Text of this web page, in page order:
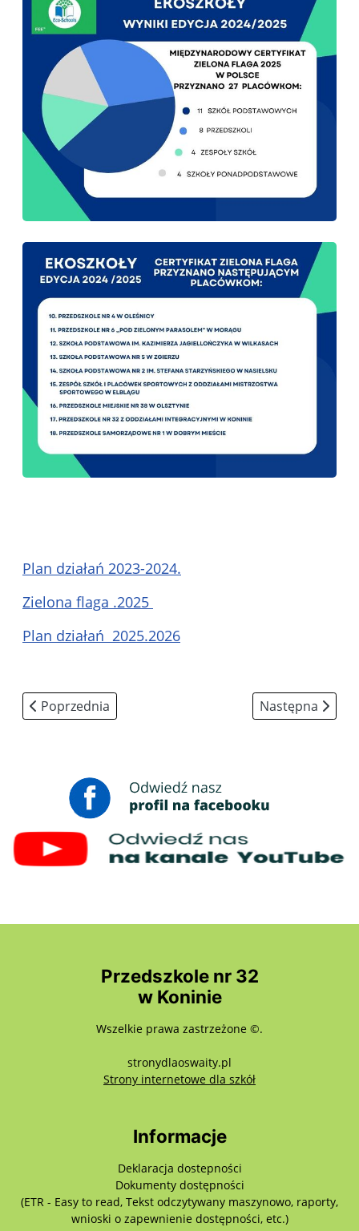
Plan działań 2023-2024.
Zielona flaga .2025
Plan działań 2025.2026
Poprzednia strona: Aktywny Przedszkolak
Poprzednia Następna
Następna
Przedszkole nr 32
w Koninie
Wszelkie prawa zastrzeżone ©.
stronydlaoswaity.pl
Strony internetowe dla szkółotwiera się w
Informacje
Deklaracja dostepności
Dokumenty dostępności
(ETR - Easy to read, Tekst odczytywany maszynowo, raporty,
wnioski o zapewnienie dostępności, etc.)